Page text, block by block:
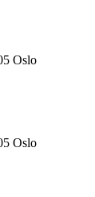
Oslo
Oslo